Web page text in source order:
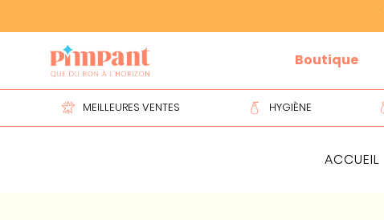
Slide 2 of 2.
Boutique
MEILLEURES VENTES HYGIÈNE
ACCUEIL